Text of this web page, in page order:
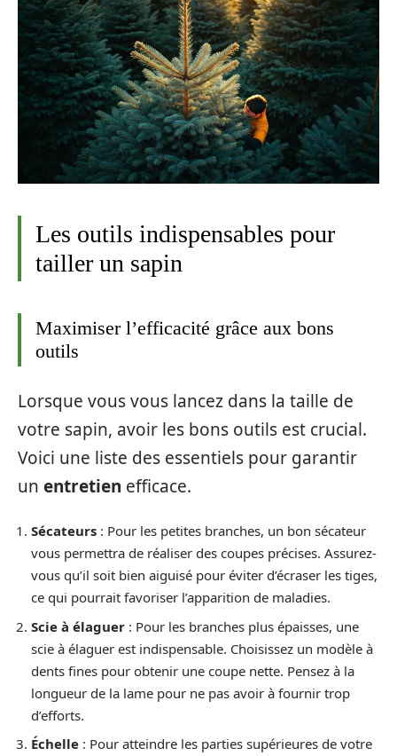
Les outils indispensables pour
tailler un sapin
Maximiser l’efficacité grâce aux bons
outils
Lorsque vous vous lancez dans la taille de
votre sapin, avoir les bons outils est crucial.
Voici une liste des essentiels pour garantir
un entretien efficace.
Sécateurs : Pour les petites branches, un bon sécateur
vous permettra de réaliser des coupes précises. Assurez-
vous qu’il soit bien aiguisé pour éviter d’écraser les tiges,
ce qui pourrait favoriser l’apparition de maladies.
Scie à élaguer : Pour les branches plus épaisses, une
scie à élaguer est indispensable. Choisissez un modèle à
dents fines pour obtenir une coupe nette. Pensez à la
longueur de la lame pour ne pas avoir à fournir trop
d’efforts.
Échelle : Pour atteindre les parties supérieures de votre